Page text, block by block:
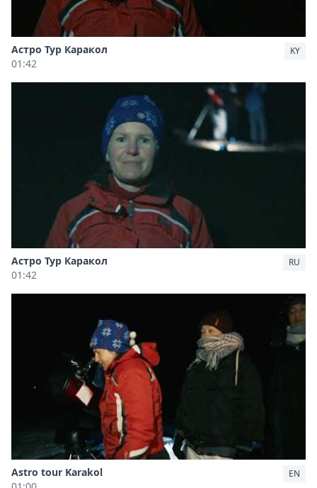
Астро Тур Каракол
01:42
KY
Астро Тур Каракол
01:42
RU
Astro tour Karakol
EN